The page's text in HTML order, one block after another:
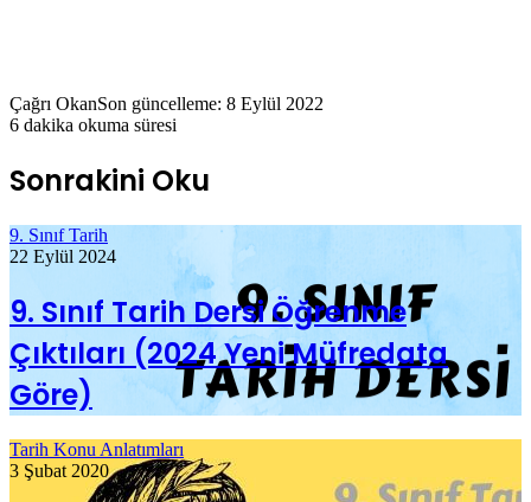
Çağrı OkanSon güncelleme: 8 Eylül 2022
6 dakika okuma süresi
Sonrakini Oku
9. Sınıf Tarih
22 Eylül 2024
9. Sınıf Tarih Dersi Öğrenme
Çıktıları (2024 Yeni Müfredata
Göre)
Tarih Konu Anlatımları
3 Şubat 2020